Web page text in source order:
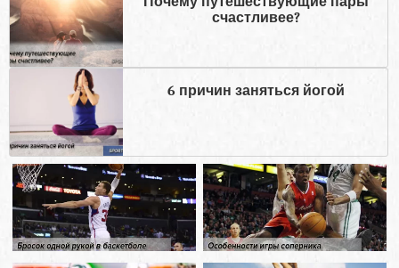
счастливее?
6 причин заняться йогой